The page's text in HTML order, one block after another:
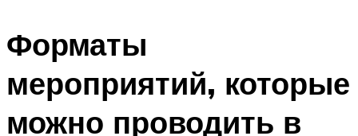
Форматы
мероприятий, которые
можно проводить в